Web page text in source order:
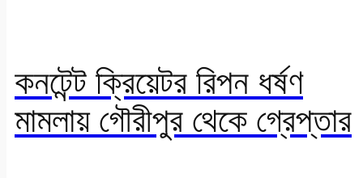
কনটেন্ট ক্রিয়েটর রিপন ধর্ষণ
মামলায় গৌরীপুর থেকে গ্রেপ্তার